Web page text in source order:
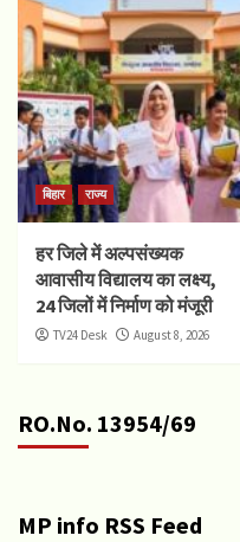
बिहार राज्य
हर जिले में अल्पसंख्यक
आवासीय विद्यालय का लक्ष्य,
24 जिलों में निर्माण को मंजूरी
TV24 Desk August 8, 2026
RO.No. 13954/69
MP info RSS Feed